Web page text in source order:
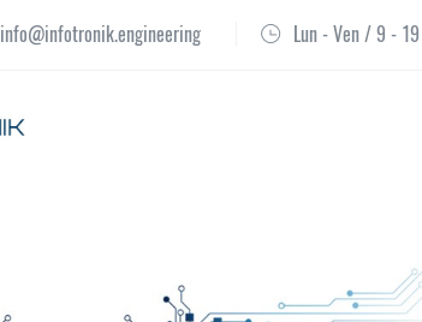
info@infotronik.engineering Lun - Ven / 9 - 19